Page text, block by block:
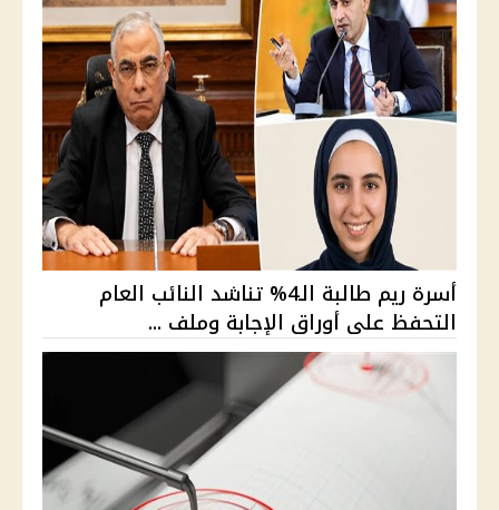
أسرة ريم طالبة الـ4% تناشد النائب العام
التحفظ على أوراق الإجابة وملف ...